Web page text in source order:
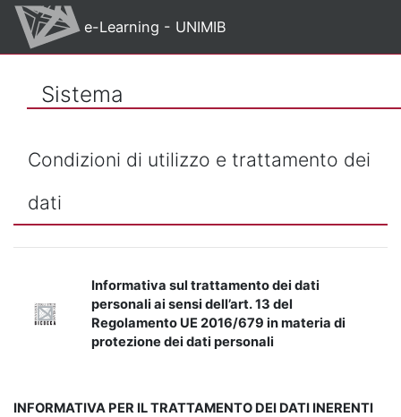
Vai al contenuto principale
e-Learning - UNIMIB
Sistema
Condizioni di utilizzo e trattamento dei
dati
Informativa sul trattamento dei dati
personali ai sensi dell’art. 13 del
Regolamento UE 2016/679 in materia di
protezione dei dati personali
INFORMATIVA PER IL TRATTAMENTO DEI DATI INERENTI